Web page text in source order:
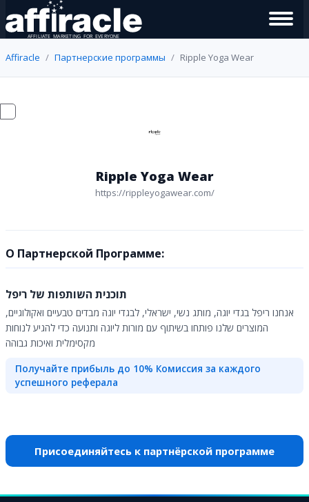
Affiracle Партнерские программы Ripple Yoga Wear
Ripple Yoga Wear
https://rippleyogawear.com/
О Партнерской Программе:
תוכנית השותפות של ריפל
אנחנו ריפל בגדי יוגה, מותג נשי, ישראלי, לבגדי יוגה מבדים טבעיים ואקולוגיים,
המוצרים שלנו פותחו בשיתוף עם מורות ליוגה ותנועה כדי להגיע לנוחות
מקסימלית ואיכות גבוהה
Получайте прибыль до 10% Комиссия за каждого
успешного реферала
Присоединяйтесь к партнёрской программе